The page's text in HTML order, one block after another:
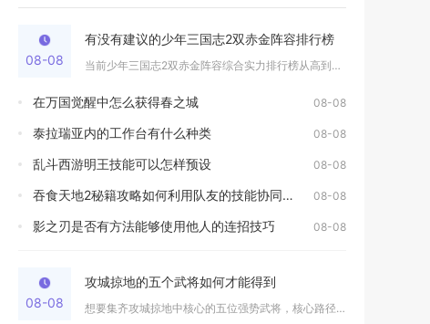
08-08
有没有建议的少年三国志2双赤金阵容排行榜
当前少年三国志2双赤金阵容综合实力排行榜从高到低依次为蜀国双...
在万国觉醒中怎么获得春之城 08-08
泰拉瑞亚内的工作台有什么种类 08-08
乱斗西游明王技能可以怎样预设 08-08
吞食天地2秘籍攻略如何利用队友的技能协同作战 08-08
影之刃是否有方法能够使用他人的连招技巧 08-08
08-08
攻城掠地的五个武将如何才能得到
想要集齐攻城掠地中核心的五位强势武将，核心路径分为副本通关招...